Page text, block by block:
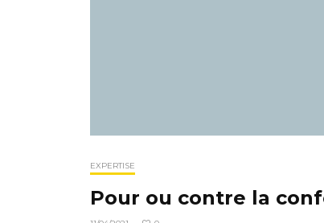
EXPERTISE
Pour ou contre la